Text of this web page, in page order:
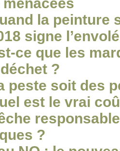
la peinture
signe
ce que les
?
peste soit des
est le vrai
?